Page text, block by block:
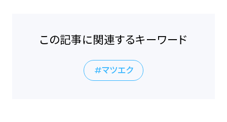
この記事に関連するキーワード
マツエク